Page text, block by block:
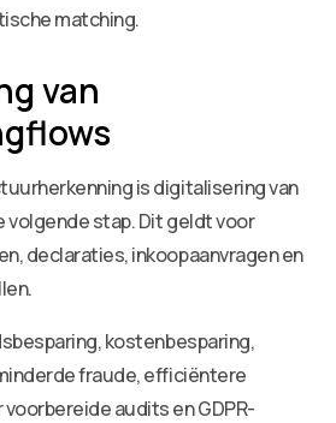
matching.
van
is digitalisering van
stap. Dit geldt voor
declaraties, inkoopaanvragen en
kostenbesparing,
fraude, efficiëntere
audits en GDPR-